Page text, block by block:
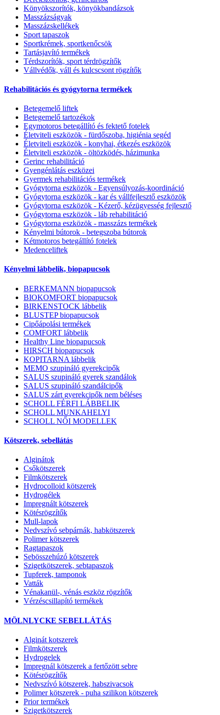
Könyökszorítók, könyökbandázsok
Masszázságyak
Masszázskellékek
Sport tapaszok
Sportkrémek, sportkenőcsök
Tartásjavító termékek
Térdszorítók, sport térdrögzítők
Vállvédők, váll és kulcscsont rögzítők
Rehabilitációs és gyógytorna termékek
Betegemelő liftek
Betegemelő tartozékok
Egymotoros betegállító és fektető fotelek
Életviteli eszközök - fürdőszoba, higiénia segéd
Életviteli eszközök - konyhai, étkezés eszközök
Életviteli eszközök - öltözködés, házimunka
Gerinc rehabilitáció
Gyengénlátás eszközei
Gyermek rehabilitációs termékek
Gyógytorna eszközök - Egyensúlyozás-koordináció
Gyógytorna eszközök - kar és vállfejlesztő eszközök
Gyógytorna eszközök - Kézerő, kézügyesség fejlesztő
Gyógytorna eszközök - láb rehabilitáció
Gyógytorna eszközök - masszázs termékek
Kényelmi bútorok - betegszoba bútorok
Kétmotoros betegállító fotelek
Medenceliftek
Kényelmi lábbelik, biopapucsok
BERKEMANN biopapucsok
BIOKOMFORT biopapucsok
BIRKENSTOCK lábbelik
BLUSTEP biopapucsok
Cipőápolási termékek
COMFORT lábbelik
Healthy Line biopapucsok
HIRSCH biopapucsok
KOPITARNA lábbelik
MEMO szupináló gyerekcipők
SALUS szupináló gyerek szandálok
SALUS szupináló szandálcipők
SALUS zárt gyerekcipők nem béléses
SCHOLL FÉRFI LÁBBELIK
SCHOLL MUNKAHELYI
SCHOLL NŐI MODELLEK
Kötszerek, sebellátás
Alginátok
Csőkötszerek
Filmkötszerek
Hydrocolloid kötszerek
Hydrogélek
Impregnált kötszerek
Kötésrögzítők
Mull-lapok
Nedvszívó sebpárnák, habkötszerek
Polimer kötszerek
Ragtapaszok
Sebösszehúzó kötszerek
Szigetkötszerek, sebtapaszok
Tupferek, tamponok
Vatták
Vénakanül-, vénás eszköz rögzítők
Vérzéscsillapító termékek
MÖLNLYCKE SEBELLÁTÁS
Alginát kotszerek
Filmkötszerek
Hydrogelek
Impregnál kötszerek a fertőzött sebre
Kötésrögzítők
Nedvszívó kötszerek, habszivacsok
Polimer kötszerek - puha szilikon kötszerek
Prior termékek
Szigetkötszerek